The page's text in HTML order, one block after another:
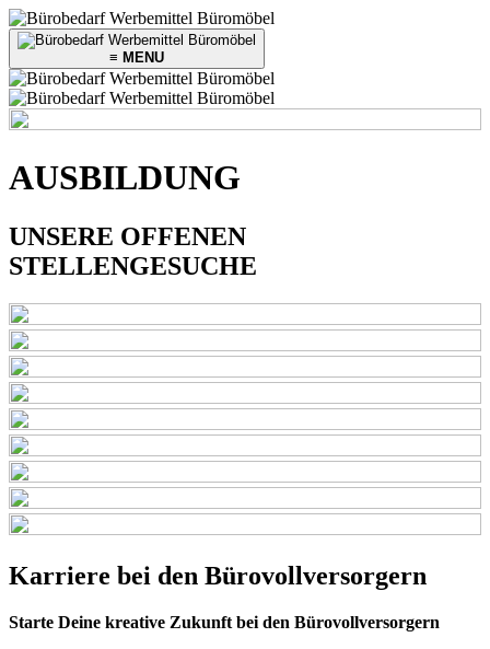
≡ MENU
AUSBILDUNG
UNSERE OFFENEN
STELLENGESUCHE
Karriere bei den Bürovollversorgern
Starte Deine kreative Zukunft bei den Bürovollversorgern